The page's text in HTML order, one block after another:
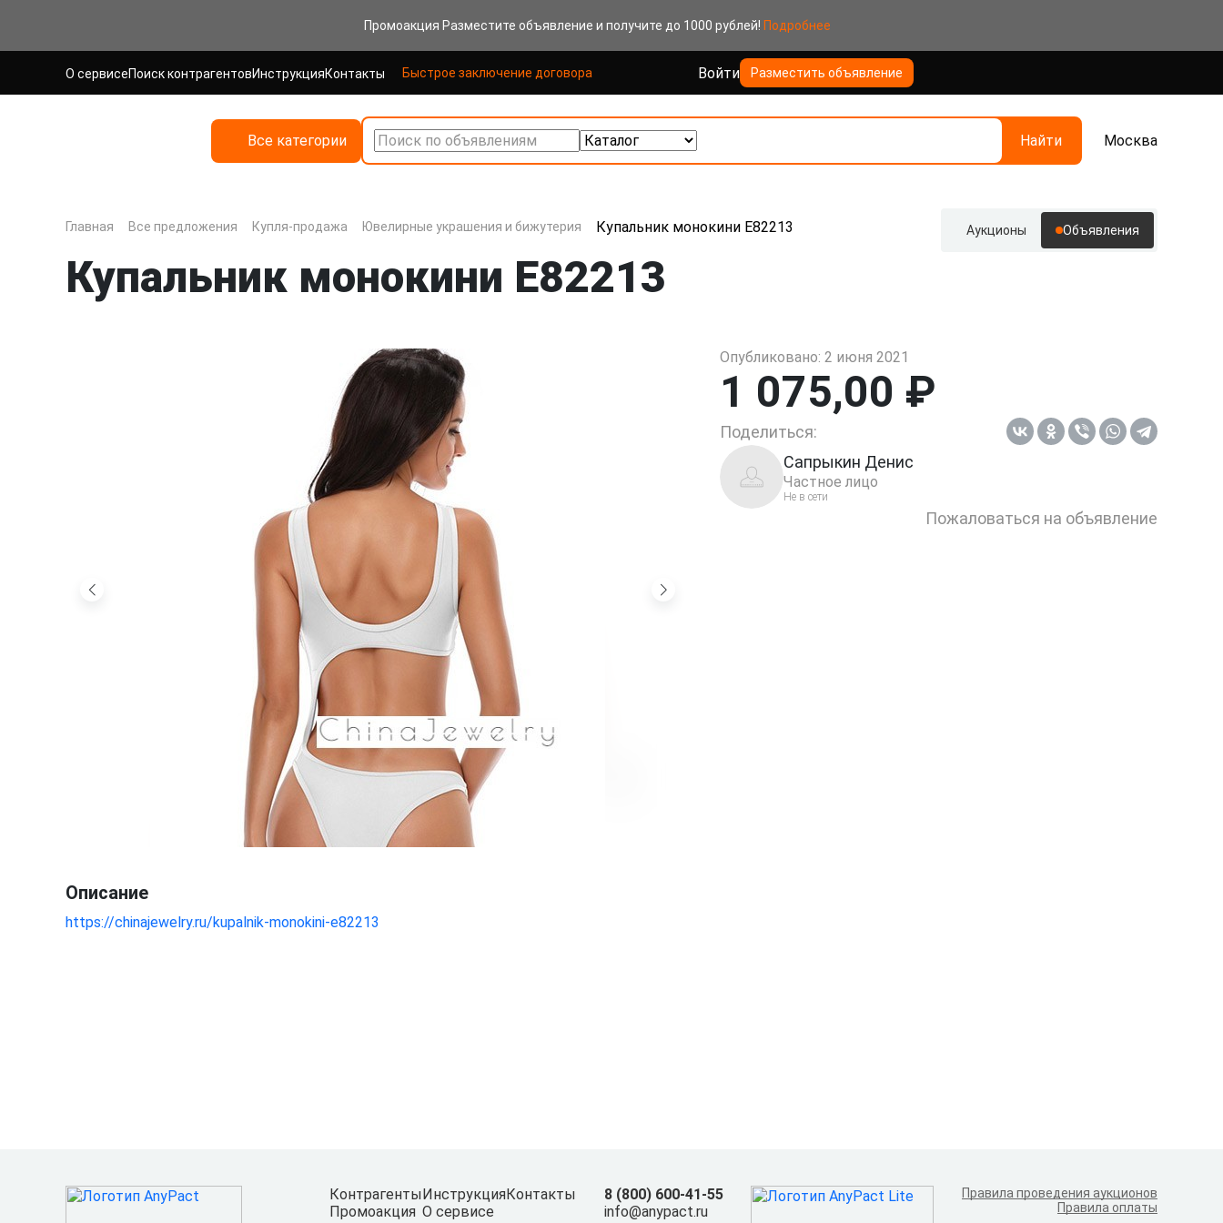
Промоакция Разместите объявление и получите до 1000 рублей! Подробнее
О сервисеПоиск контрагентовИнструкцияКонтакты Быстрое заключение договора Войти Разместить объявление
Все категории Поиск по объявлениям Найти Москва
Главная Все предложения Купля-продажа Ювелирные украшения и бижутерия Купальник монокини E82213 Аукционы Объявления
Купальник монокини E82213
Опубликовано: 2 июня 2021
1 075,00 ₽
Поделиться:
Сапрыкин Денис
Частное лицо
Не в сети
Пожаловаться на объявление
Описание
https://chinajewelry.ru/kupalnik-monokini-e82213
Контрагенты
Промоакция
Инструкция
О сервисе
Контакты
8 (800) 600-41-55
info@anypact.ru
Правила проведения аукционов
Правила оплаты